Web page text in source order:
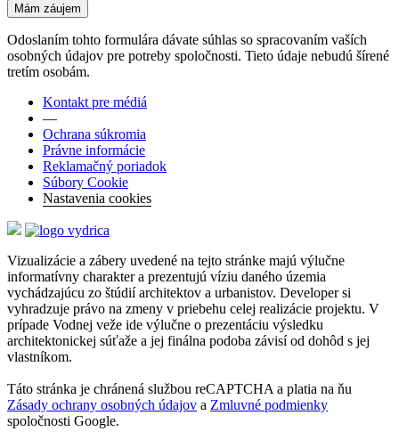
Odoslaním tohto formulára dávate súhlas so spracovaním vaších
osobných údajov pre potreby spoločnosti. Tieto údaje nebudú šírené
tretím osobám.
Kontakt pre médiá
—
Ochrana súkromia
Právne informácie
Reklamačný poriadok
Súbory Cookie
Nastavenia cookies
Vizualizácie a zábery uvedené na tejto stránke majú výlučne
informatívny charakter a prezentujú víziu daného územia
vychádzajúcu zo štúdií architektov a urbanistov. Developer si
vyhradzuje právo na zmeny v priebehu celej realizácie projektu. V
prípade Vodnej veže ide výlučne o prezentáciu výsledku
architektonickej súťaže a jej finálna podoba závisí od dohôd s jej
vlastníkom.
Táto stránka je chránená službou reCAPTCHA a platia na ňu
Zásady ochrany osobných údajov a Zmluvné podmienky
spoločnosti Google.